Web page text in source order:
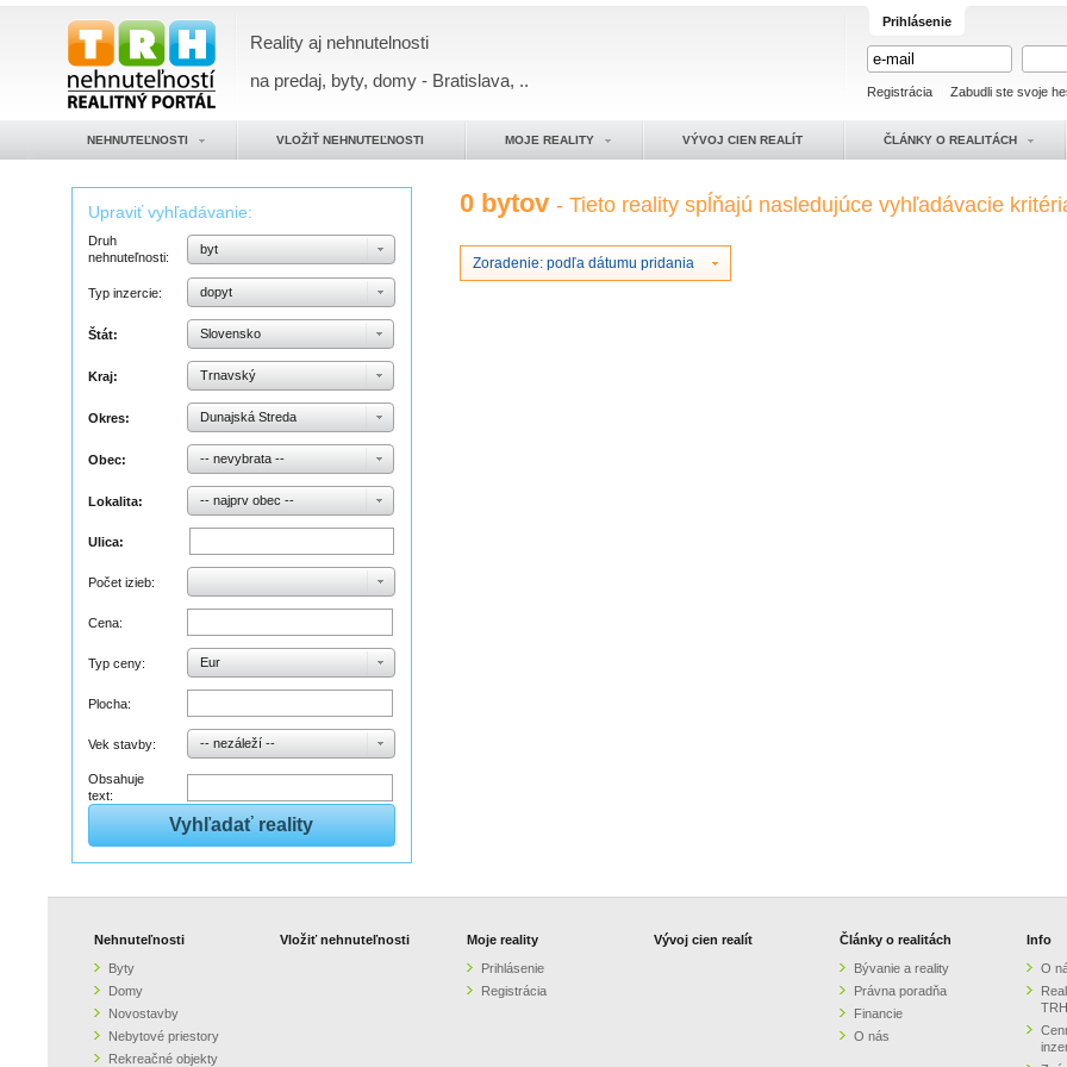
Reality aj nehnutelnosti
na predaj, byty, domy - Bratislava, ..
Prihlásenie
Registrácia Zabudli ste svoje
NEHNUTEĽNOSTI VLOŽIŤ NEHNUTEĽNOSTI MOJE REALITY VÝVOJ CIEN REALÍT ČLÁNKY O REALITÁCH
Upraviť vyhľadávanie:
Druh
nehnuteľnosti:
byt
Typ inzercie: dopyt
Štát: Slovensko
Kraj: Trnavský
Okres: Dunajská Streda
Obec: -- nevybrata --
Lokalita: -- najprv obec --
Ulica:
Počet izieb:
Cena:
Typ ceny: Eur
Plocha:
Vek stavby: -- nezáleží --
Obsahuje
text:
0 bytov- Tieto reality spĺňajú nasledujúce vyhľadávacie
Zoradenie: podľa dátumu pridania
Nehnuteľnosti
Byty
Domy
Novostavby
Nebytové priestory
Rekreačné objekty
Vložiť nehnuteľnosti
Moje reality
Prihlásenie
Registrácia
Vývoj cien realít
Články o realitách
Bývanie a reality
Právna poradňa
Financie
O nás
Info
O